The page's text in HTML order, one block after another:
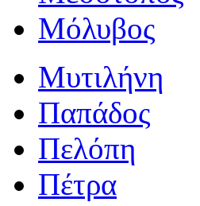
Μόλυβος
Μυτιλήνη
Παπάδος
Πελόπη
Πέτρα